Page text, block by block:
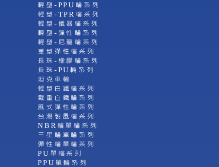
輕型-PPU輪系列
輕型-TPR輪系列
輕型-儀器輪系列
輕型-彈性輪系列
輕型-尼龍輪系列
重型彈性輪系列
長珠-橡膠輪系列
長珠-PU輪系列
坦克車輪
輕型白鐵輪系列
載重白鐵輪系列
風式彈性輪系列
台灣製風輪系列
NBR輪單輪系列
三星輪單輪系列
彈性輪單輪系列
PU單輪系列
PPU單輪系列